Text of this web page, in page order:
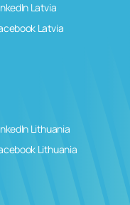
Latvia
Latvia
Lithuania
Lithuania